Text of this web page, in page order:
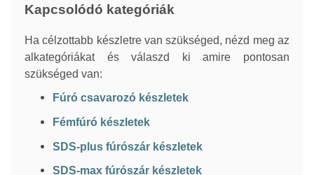
Kapcsolódó kategóriák
Ha célzottabb készletre van szükséged, nézd meg az
alkategóriákat és válaszd ki amire pontosan
szükséged van:
Fúró csavarozó készletek
Fémfúró készletek
SDS-plus fúrószár készletek
SDS-max fúrószár készletek